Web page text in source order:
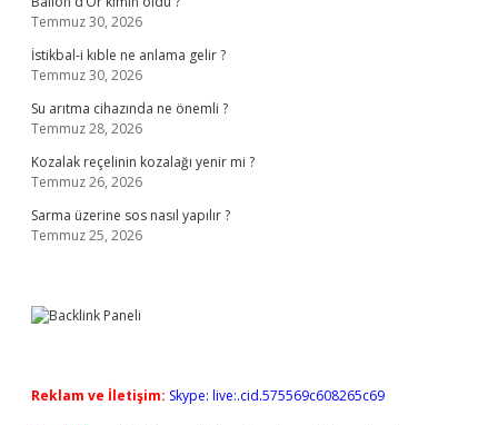
Temmuz 30, 2026
İstikbal-i kıble ne anlama gelir ?
Temmuz 30, 2026
Su arıtma cihazında ne önemli ?
Temmuz 28, 2026
Kozalak reçelinin kozalağı yenir mi ?
Temmuz 26, 2026
Sarma üzerine sos nasıl yapılır ?
Temmuz 25, 2026
Reklam ve İletişim: Skype: live:.cid.575569c608265c69